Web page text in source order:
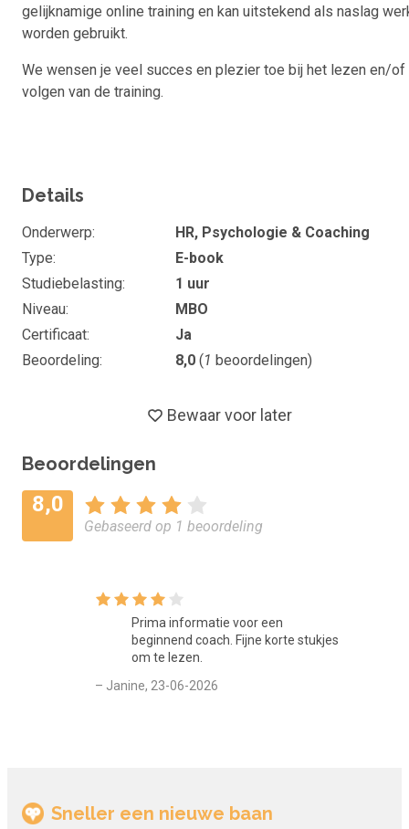
gelijknamige online training en kan uitstekend als naslag
worden gebruikt.
We wensen je veel succes en plezier toe bij het lezen en/of
volgen van de training.
Details
Onderwerp
HR, Psychologie & Coaching
Type
E-book
Studiebelasting
1 uur
Niveau
MBO
Certificaat
Ja
Beoordeling
8,0 (1 beoordelingen)
Bewaar voor later
Beoordelingen
8,0
Gebaseerd op 1 beoordeling
Prima informatie voor een
beginnend coach. Fijne korte stukjes
om te lezen.
– Janine, 23-06-2026
Sneller een nieuwe baan